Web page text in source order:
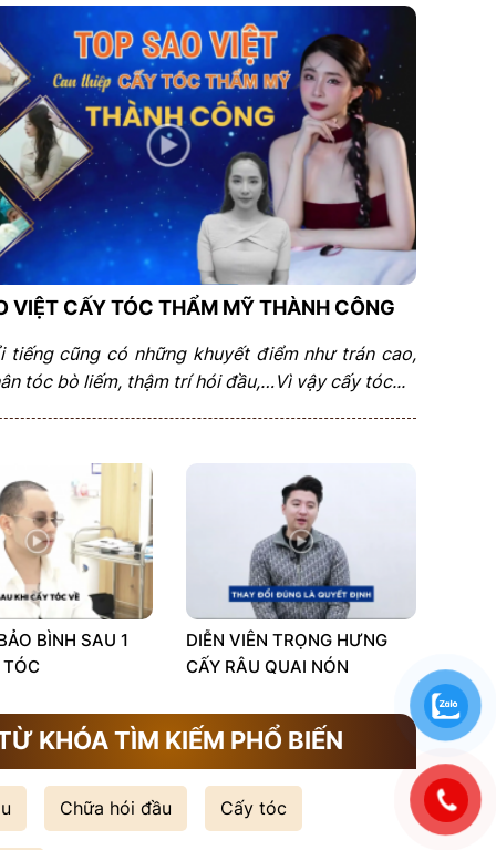
VIỆT CẤY TÓC THẨM MỸ THÀNH CÔNG
tiếng cũng có những khuyết điểm như trán cao,
tóc bò liếm, thậm trí hói đầu,…Vì vậy cấy tóc...
BÌNH SAU 1
DIỄN VIÊN TRỌNG HƯNG
CẤY RÂU QUAI NÓN
KHÓA TÌM KIẾM PHỔ BIẾN
Chữa hói đầu Cấy tóc